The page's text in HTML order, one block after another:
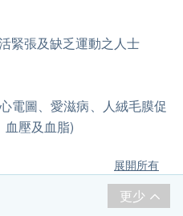
緊張及缺乏運動之人士
電圖、愛滋病、人絨毛膜促
血壓及血脂)
展開所有
更少